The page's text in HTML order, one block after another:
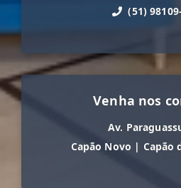
(51)
Venha nos
Av.
Capão Novo | Capão